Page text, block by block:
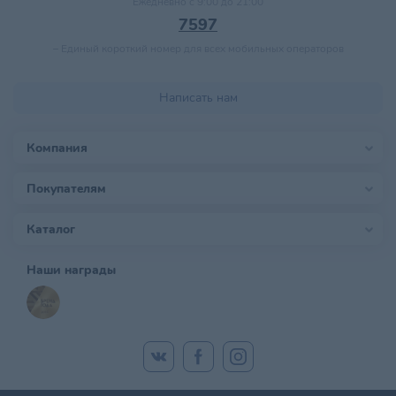
7597
Написать нам
Компания
Покупателям
Каталог
Наши награды